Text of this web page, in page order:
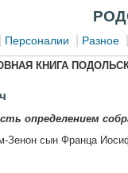
Персоналии Разное
КНИГА
определением
Зенон сын Франца